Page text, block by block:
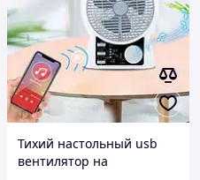
Тихий настольный usb
вентилятор на